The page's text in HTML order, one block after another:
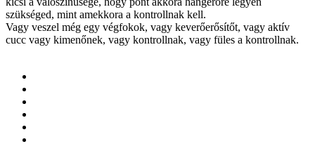
szükséged, mint amekkora a kontrollnak kell.
Vagy veszel még egy végfokok, vagy keverőerősítőt, vagy aktív
cucc vagy kimenőnek, vagy kontrollnak, vagy füles a kontrollnak.